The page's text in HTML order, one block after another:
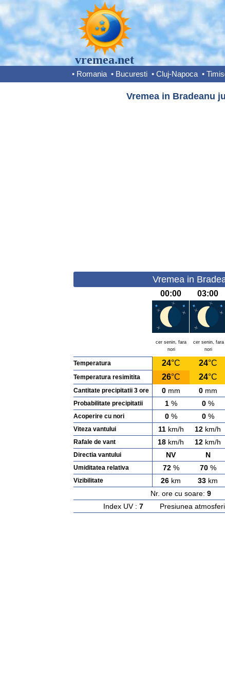
vremea.net
• Romania • Bucuresti • Cluj-Napoca •
Vremea in Bradeanu
Vremea in
00:00 03:00
cer senin, fara
nori
cer senin, fara
nori
Temperatura 24°C 24°C
Temperatura resimitita 26°C 24°C
Cantitate precipitatii 3 ore 0mm 0mm
Probabilitate precipitatii 1% 0%
Acoperire cu nori 0% 0%
Viteza vantului 11km/h 12 km/h
Rafale de vant 18 km/h 12 km/h
Directia vantului NV N
Umiditatea relativa 72% 70%
Vizibilitate 26 km 33 km
Nr. ore cu soare: 9
Index UV : 7 Presiunea